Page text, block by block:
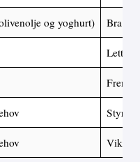
og yoghurt) Bra for
Lett og
Viktig